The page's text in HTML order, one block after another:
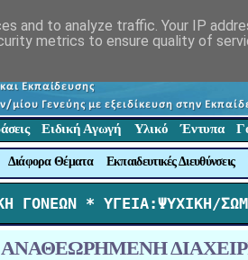
Ειδική Αγωγή Υλικό Έντυπα
Διάφορα Θέματα Εκπαιδευτικές Διευθύνσεις
ΓΟΝΕΩΝ * ΥΓΕΙΑ:ΨΥΧΙΚΗ/
ΑΝΑΘΕΩΡΗΜΕΝΗ
and to analyze traffic. Your IP
metrics to ensure quality of